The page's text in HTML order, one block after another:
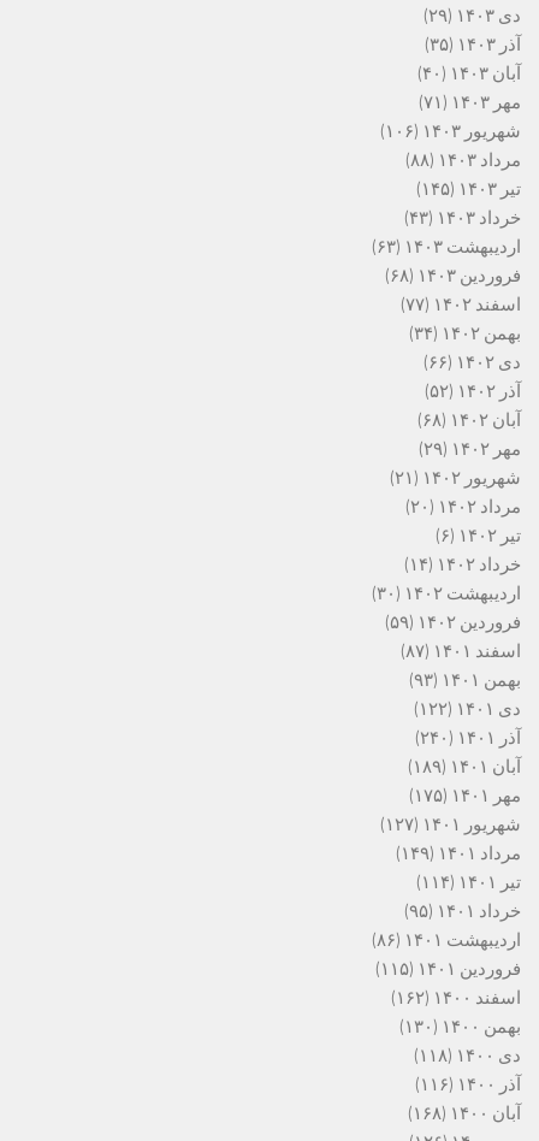
دی ۱۴۰۳
(۲۹)
آذر ۱۴۰۳
(۳۵)
آبان ۱۴۰۳
(۴۰)
مهر ۱۴۰۳
(۷۱)
شهریور ۱۴۰۳
(۱۰۶)
مرداد ۱۴۰۳
(۸۸)
تیر ۱۴۰۳
(۱۴۵)
خرداد ۱۴۰۳
(۴۳)
اردیبهشت ۱۴۰۳
(۶۳)
فروردین ۱۴۰۳
(۶۸)
اسفند ۱۴۰۲
(۷۷)
بهمن ۱۴۰۲
(۳۴)
دی ۱۴۰۲
(۶۶)
آذر ۱۴۰۲
(۵۲)
آبان ۱۴۰۲
(۶۸)
مهر ۱۴۰۲
(۲۹)
شهریور ۱۴۰۲
(۲۱)
مرداد ۱۴۰۲
(۲۰)
تیر ۱۴۰۲
(۶)
خرداد ۱۴۰۲
(۱۴)
اردیبهشت ۱۴۰۲
(۳۰)
فروردین ۱۴۰۲
(۵۹)
اسفند ۱۴۰۱
(۸۷)
بهمن ۱۴۰۱
(۹۳)
دی ۱۴۰۱
(۱۲۲)
آذر ۱۴۰۱
(۲۴۰)
آبان ۱۴۰۱
(۱۸۹)
مهر ۱۴۰۱
(۱۷۵)
شهریور ۱۴۰۱
(۱۲۷)
مرداد ۱۴۰۱
(۱۴۹)
تیر ۱۴۰۱
(۱۱۴)
خرداد ۱۴۰۱
(۹۵)
اردیبهشت ۱۴۰۱
(۸۶)
فروردین ۱۴۰۱
(۱۱۵)
اسفند ۱۴۰۰
(۱۶۲)
بهمن ۱۴۰۰
(۱۳۰)
دی ۱۴۰۰
(۱۱۸)
آذر ۱۴۰۰
(۱۱۶)
آبان ۱۴۰۰
(۱۶۸)